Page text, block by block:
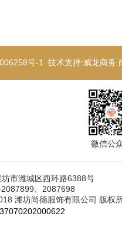
号-1 技术支持:威龙商务
微信公
市潍城区西环路6388号
、2087698
潍坊尚德服饰有限公司 版权